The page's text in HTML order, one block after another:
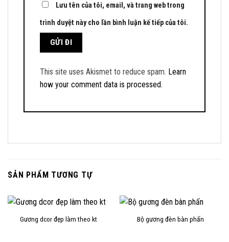
Lưu tên của tôi, email, và trang web trong
trình duyệt này cho lần bình luận kế tiếp của tôi.
This site uses Akismet to reduce spam. Learn
how your comment data is processed.
SẢN PHẨM TƯƠNG TỰ
Gương dcor đẹp làm theo kt Bộ gương đèn bàn phấn